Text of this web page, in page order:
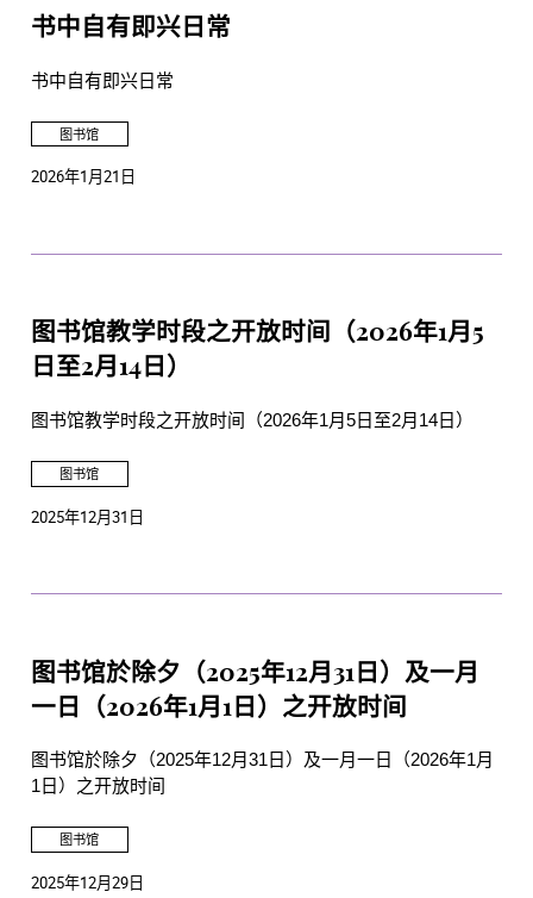
书中自有即兴日常
书中自有即兴日常
图书馆
2026年1月21日
图书馆教学时段之开放时间（2026年1月5
日至2月14日）
图书馆教学时段之开放时间（2026年1月5日至2月14日）
图书馆
2025年12月31日
图书馆於除夕（2025年12月31日）及一月
一日（2026年1月1日）之开放时间
图书馆於除夕（2025年12月31日）及一月一日（2026年1月
1日）之开放时间
图书馆
2025年12月29日